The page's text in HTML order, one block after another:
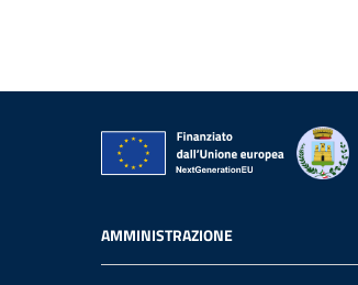
AMMINISTRAZIONE